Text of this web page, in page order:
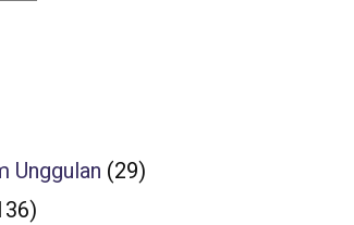
Unggulan (29)